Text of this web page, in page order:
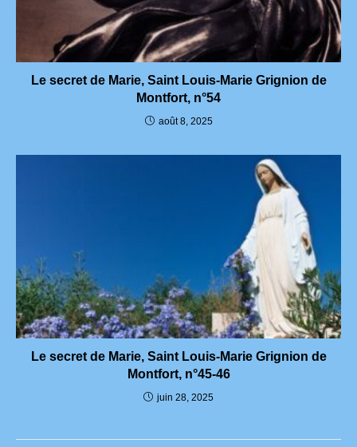
Le secret de Marie, Saint Louis-Marie Grignion de
Montfort, n°54
août 8, 2025
Le secret de Marie, Saint Louis-Marie Grignion de
Montfort, n°45-46
juin 28, 2025